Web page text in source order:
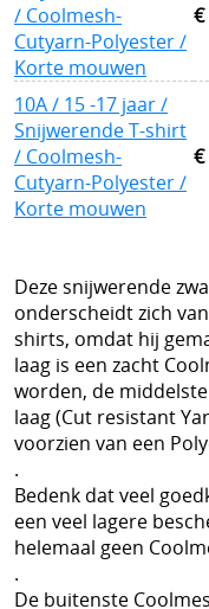
Kogelvrij -
Snijwerende
Info
Overleven in
/ Coolmesh-
Cutyarn-Polyester /
Korte mouwen
€
10A / 15 -17 jaar /
Snijwerende T-shirt
/ Coolmesh-
Cutyarn-Polyester /
Korte mouwen
€
Deze snijwerende
onderscheidt zich
shirts, omdat hij
laag is een zacht
worden, de
laag (Cut resistant
voorzien van een
.
Bedenk dat veel
een veel lagere
helemaal geen
.
De buitenste